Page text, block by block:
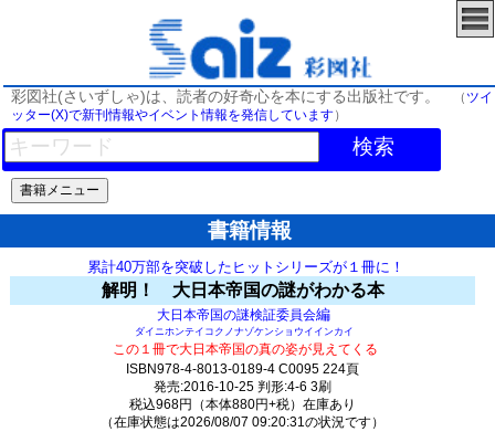
彩図社(さいずしゃ)は、読者の好奇心を本にする出版社です。 （ ツイ
ッター(X)で新刊情報やイベント情報を発信しています）
検索
書籍情報
累計40万部を突破したヒットシリーズが１冊に！
解明！ 大日本帝国の謎がわかる本
大日本帝国の謎検証委員会編
ダイニホンテイコクノナゾケンショウイインカイ
この１冊で大日本帝国の真の姿が見えてくる
ISBN978-4-8013-0189-4 C0095 224頁
発売:2016-10-25 判形:4-6 3刷
税込968円（本体880円+税）在庫あり
（在庫状態は2026/08/07 09:20:31の状況です）